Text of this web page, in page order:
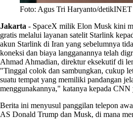
Foto: Agus Tri Haryanto/detikINET
Jakarta - SpaceX milik Elon Musk kini
gratis melalui layanan satelit Starlink
akun Starlink di Iran yang sebelumnya
koneksi dan biaya langganannya telah
Ahmad Ahmadian, direktur eksekutif di
"Tinggal colok dan sambungkan, cukup
suatu tempat yang memiliki pandangan
menggunakannya," katanya kepada
Berita ini menyusul panggilan telepon
AS Donald Trump dan Musk, di mana